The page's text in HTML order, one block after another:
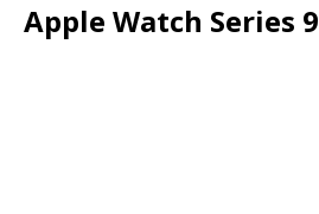
Apple Watch Series 9